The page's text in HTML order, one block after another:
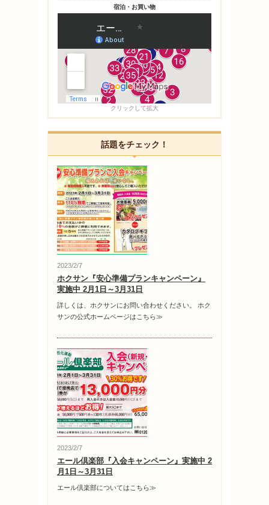
宿泊・お買い物
クリックして拡大
話題をチェック！
2023/2/7
ホクサン『安心準備プランキャンペーン』
実施中 2月1日～3月31日
詳しくは、ホクサンにお問い合わせください。 ホク
サンの公式ホームページはこちら≫
2023/2/7
エール倶楽部『入会キャンペーン』実施中 2
月1日～3月31日
エール倶楽部についてはこちら≫